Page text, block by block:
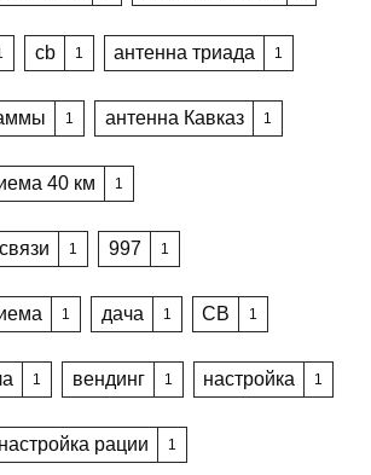
cb 1 антенна триада 1
1 антенна Кавказ 1
40 км 1
1 997 1
1 дача 1 CB 1
1 вендинг 1 настройка 1
настройка рации 1